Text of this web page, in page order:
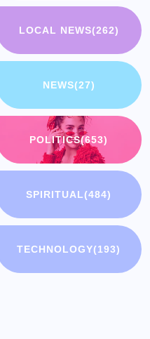
LOCAL NEWS(262)
NEWS(27)
POLITICS(653)
SPIRITUAL(484)
TECHNOLOGY(193)